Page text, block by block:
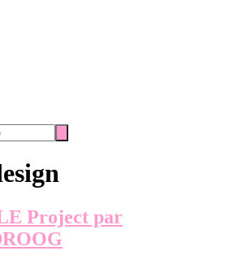
Project par